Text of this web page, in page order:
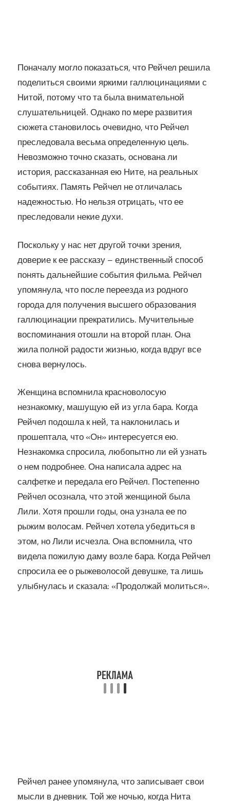
Поначалу могло показаться, что Рейчел решила
поделиться своими яркими галлюцинациями с
Нитой, потому что та была внимательной
слушательницей. Однако по мере развития
сюжета становилось очевидно, что Рейчел
преследовала весьма определенную цель.
Невозможно точно сказать, основана ли
история, рассказанная ею Ните, на реальных
событиях. Память Рейчел не отличалась
надежностью. Но нельзя отрицать, что ее
преследовали некие духи.
Поскольку у нас нет другой точки зрения,
доверие к ее рассказу – единственный способ
понять дальнейшие события фильма. Рейчел
упомянула, что после переезда из родного
города для получения высшего образования
галлюцинации прекратились. Мучительные
воспоминания отошли на второй план. Она
жила полной радости жизнью, когда вдруг все
снова вернулось.
Женщина вспомнила красноволосую
незнакомку, машущую ей из угла бара. Когда
Рейчел подошла к ней, та наклонилась и
прошептала, что «Он» интересуется ею.
Незнакомка спросила, любопытно ли ей узнать
о нем подробнее. Она написала адрес на
салфетке и передала его Рейчел. Постепенно
Рейчел осознала, что этой женщиной была
Лили. Хотя прошли годы, она узнала ее по
рыжим волосам. Рейчел хотела убедиться в
этом, но Лили исчезла. Она вспомнила, что
видела пожилую даму возле бара. Когда Рейчел
спросила ее о рыжеволосой девушке, та лишь
улыбнулась и сказала: «Продолжай молиться».
Рейчел ранее упомянула, что записывает свои
мысли в дневник. Той же ночью, когда Нита